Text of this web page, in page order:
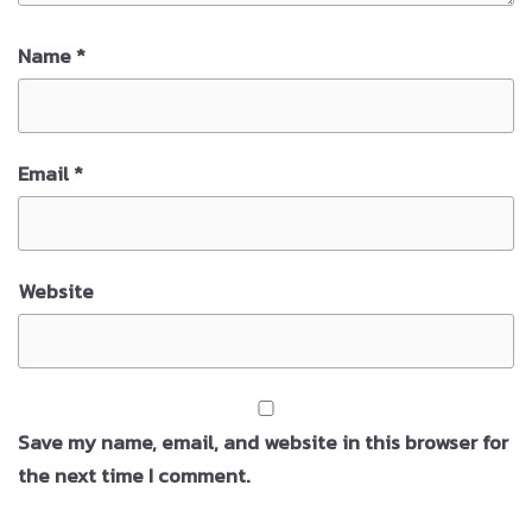
Name*
Email*
Website
Save my name, email, and website in this browser for
the next time I comment.